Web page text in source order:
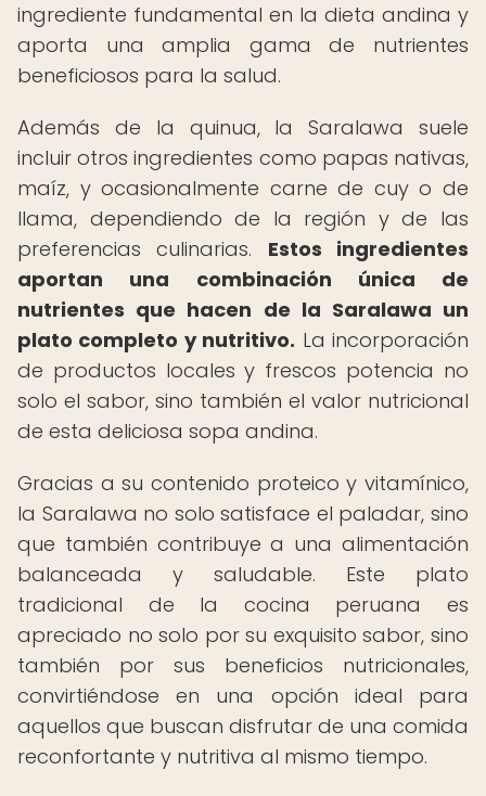
ingrediente fundamental en la dieta andina y
aporta una amplia gama de nutrientes
beneficiosos para la salud.
Además de la quinua, la Saralawa suele
incluir otros ingredientes como papas nativas,
maíz, y ocasionalmente carne de cuy o de
llama, dependiendo de la región y de las
preferencias culinarias. Estos ingredientes
aportan una combinación única de
nutrientes que hacen de la Saralawa un
plato completo y nutritivo. La incorporación
de productos locales y frescos potencia no
solo el sabor, sino también el valor nutricional
de esta deliciosa sopa andina.
Gracias a su contenido proteico y vitamínico,
la Saralawa no solo satisface el paladar, sino
que también contribuye a una alimentación
balanceada y saludable. Este plato
tradicional de la cocina peruana es
apreciado no solo por su exquisito sabor, sino
también por sus beneficios nutricionales,
convirtiéndose en una opción ideal para
aquellos que buscan disfrutar de una comida
reconfortante y nutritiva al mismo tiempo.